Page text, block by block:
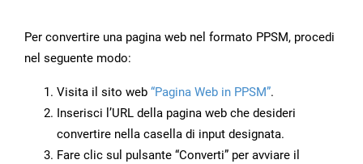
Per convertire una pagina web nel formato PPSM, procedi
nel seguente modo:
Visita il sito web “Pagina Web in PPSM”.
Inserisci l’URL della pagina web che desideri
convertire nella casella di input designata.
Fare clic sul pulsante “Converti” per avviare il